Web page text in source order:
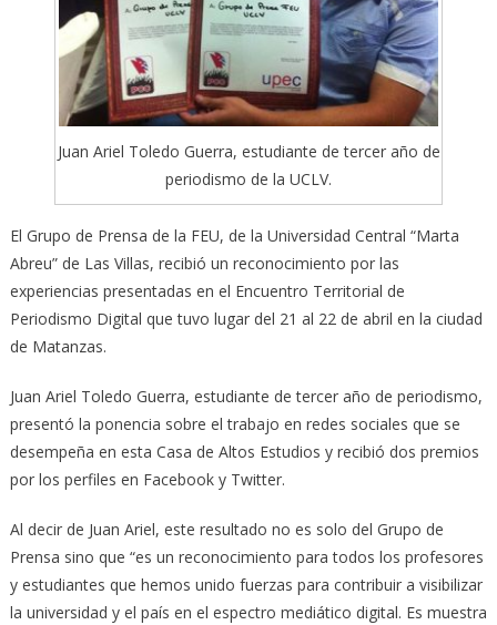
Juan Ariel Toledo Guerra, estudiante de tercer año de
periodismo de la UCLV.
El Grupo de Prensa de la FEU, de la Universidad Central “Marta
Abreu” de Las Villas, recibió un reconocimiento por las
experiencias presentadas en el Encuentro Territorial de
Periodismo Digital que tuvo lugar del 21 al 22 de abril en la ciudad
de Matanzas.
Juan Ariel Toledo Guerra, estudiante de tercer año de periodismo,
presentó la ponencia sobre el trabajo en redes sociales que se
desempeña en esta Casa de Altos Estudios y recibió dos premios
por los perfiles en Facebook y Twitter.
Al decir de Juan Ariel, este resultado no es solo del Grupo de
Prensa sino que “es un reconocimiento para todos los profesores
y estudiantes que hemos unido fuerzas para contribuir a visibilizar
la universidad y el país en el espectro mediático digital. Es muestra